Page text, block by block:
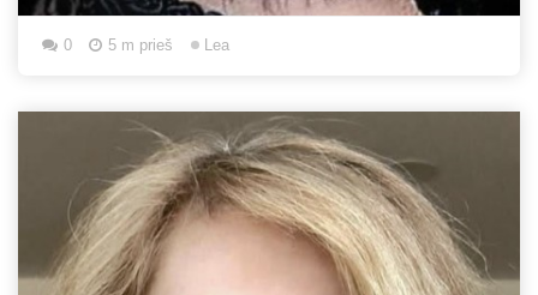
0 5 m prieš Lea